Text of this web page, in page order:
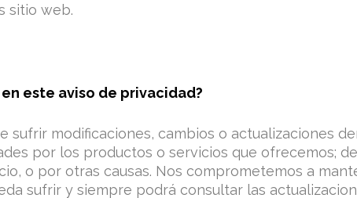
sitio web.
este aviso de privacidad?
sufrir modificaciones, cambios o actualizaciones
por los productos o servicios que ofrecemos;
o por otras causas. Nos comprometemos a
sufrir y siempre podrá consultar las